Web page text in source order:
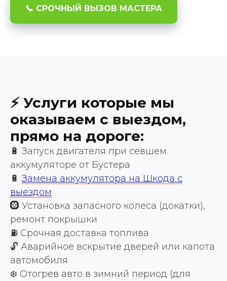
📞 СРОЧНЫЙ ВЫЗОВ МАСТЕРА
⚡ Услуги которые мы
оказываем с выездом,
прямо на дороге:
🔋 Запуск двигателя при севшем
аккумуляторе от Бустера
🔋 Замена аккумулятора на Шкода с
выездом
🛞 Установка запасного колеса (докатки),
ремонт покрышки
⛽ Срочная доставка топлива
🔓 Аварийное вскрытие дверей или капота
автомобиля
❄️ Отогрев авто в зимний период (для